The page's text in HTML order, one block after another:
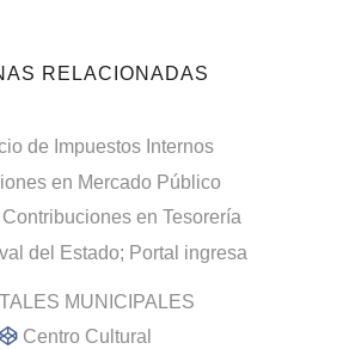
RELACIONADAS
de Impuestos Internos
en Mercado Público
en Tesorería
del Estado; Portal ingresa
MUNICIPALES
Centro Cultural